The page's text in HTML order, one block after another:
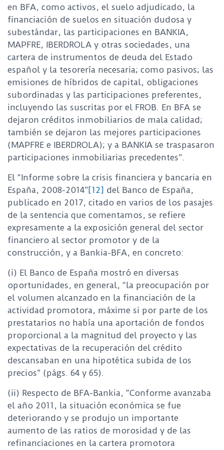
en BFA, como activos, el suelo adjudicado, la
financiación de suelos en situación dudosa y
subestándar, las participaciones en BANKIA,
MAPFRE, IBERDROLA y otras sociedades, una
cartera de instrumentos de deuda del Estado
español y la tesorería necesaria; como pasivos; las
emisiones de híbridos de capital, obligaciones
subordinadas y las participaciones preferentes,
incluyendo las suscritas por el FROB. En BFA se
dejaron créditos inmobiliarios de mala calidad;
también se dejaron las mejores participaciones
(MAPFRE e IBERDROLA); y a BANKIA se traspasaron
participaciones inmobiliarias precedentes”.
El “Informe sobre la crisis financiera y bancaria en
España, 2008-2014” [12] del Banco de España,
publicado en 2017, citado en varios de los pasajes
de la sentencia que comentamos, se refiere
expresamente a la exposición general del sector
financiero al sector promotor y de la
construcción, y a Bankia-BFA, en concreto:
(i) El Banco de España mostró en diversas
oportunidades, en general, “la preocupación por
el volumen alcanzado en la financiación de la
actividad promotora, máxime si por parte de los
prestatarios no había una aportación de fondos
proporcional a la magnitud del proyecto y las
expectativas de la recuperación del crédito
descansaban en una hipotética subida de los
precios” (págs. 64 y 65).
(ii) Respecto de BFA-Bankia, “Conforme avanzaba
el año 2011, la situación económica se fue
deteriorando y se produjo un importante
aumento de las ratios de morosidad y de las
refinanciaciones en la cartera promotora